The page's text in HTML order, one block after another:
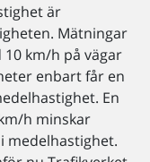
är
Mätningar
km/h på vägar
enbart får en
En
h minskar
medelhastighet.